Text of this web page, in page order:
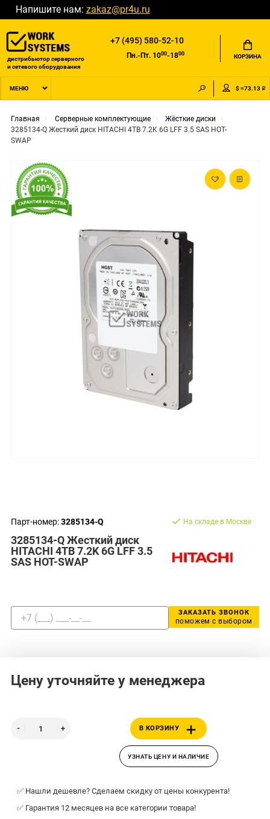
Напишите нам: zakaz@pr4u.ru
дистрибьютор серверного
и сетевого оборудования
+7 (495) 580-52-10
Пн.-Пт. 1000-1800 КОРЗИНА
МЕНЮ $ =73.13 ₽
Главная Серверные комплектующие
Жёсткие диски
3285134-Q Жесткий диск HITACHI 4TB 7.2K 6G LFF 3.5 SAS HOT-
SWAP
Парт-номер:3285134-Q
3285134-Q Жесткий диск
HITACHI 4TB 7.2K 6G LFF 3.5
SAS HOT-SWAP
На складе в Москве
ЗАКАЗАТЬ ЗВОНОК
поможем с выбором
Цену уточняйте у менеджера
В КОРЗИНУ
УЗНАТЬ ЦЕНУ И НАЛИЧИЕ
✅ Нашли дешевле? Сделаем скидку от цены конкурента!
✅ Гарантия 12 месяцев на все категории товара!